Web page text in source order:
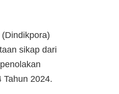
sikap dari
Tahun 2024.